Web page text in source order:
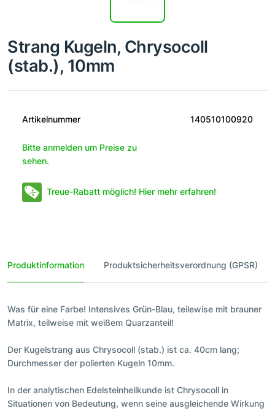
Strang Kugeln, Chrysocoll
(stab.), 10mm
Artikelnummer 140510100920
Bitte anmelden um Preise zu
sehen.
Treue-Rabatt möglich! Hier mehr erfahren!
Produktinformation Produktsicherheitsverordnung (GPSR)
Was für eine Farbe! Intensives Grün-Blau, teilewise mit brauner
Matrix, teilweise mit weißem Quarzanteil!
Der Kugelstrang aus Chrysocoll (stab.) ist ca. 40cm lang;
Durchmesser der polierten Kugeln 10mm.
In der analytischen Edelsteinheilkunde ist Chrysocoll in
Situationen von Bedeutung, wenn seine ausgleichende Wirkung